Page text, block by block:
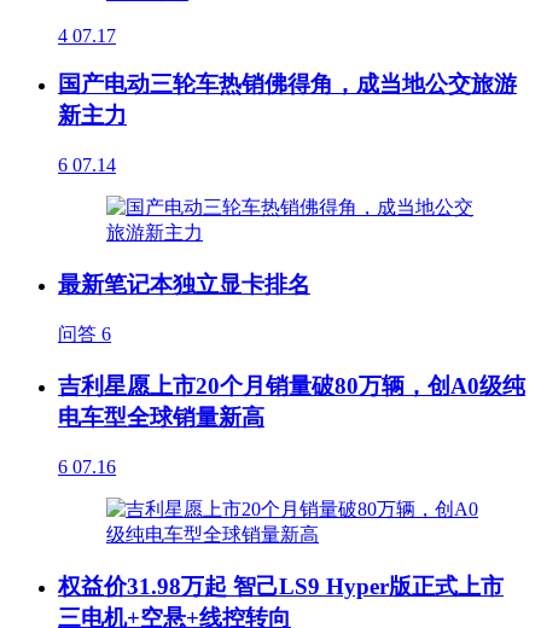
4 07.17
国产电动三轮车热销佛得角，成当地公交旅游
新主力
6 07.14
最新笔记本独立显卡排名
问答 6
吉利星愿上市20个月销量破80万辆，创A0级纯
电车型全球销量新高
6 07.16
权益价31.98万起 智己LS9 Hyper版正式上市
三电机+空悬+线控转向